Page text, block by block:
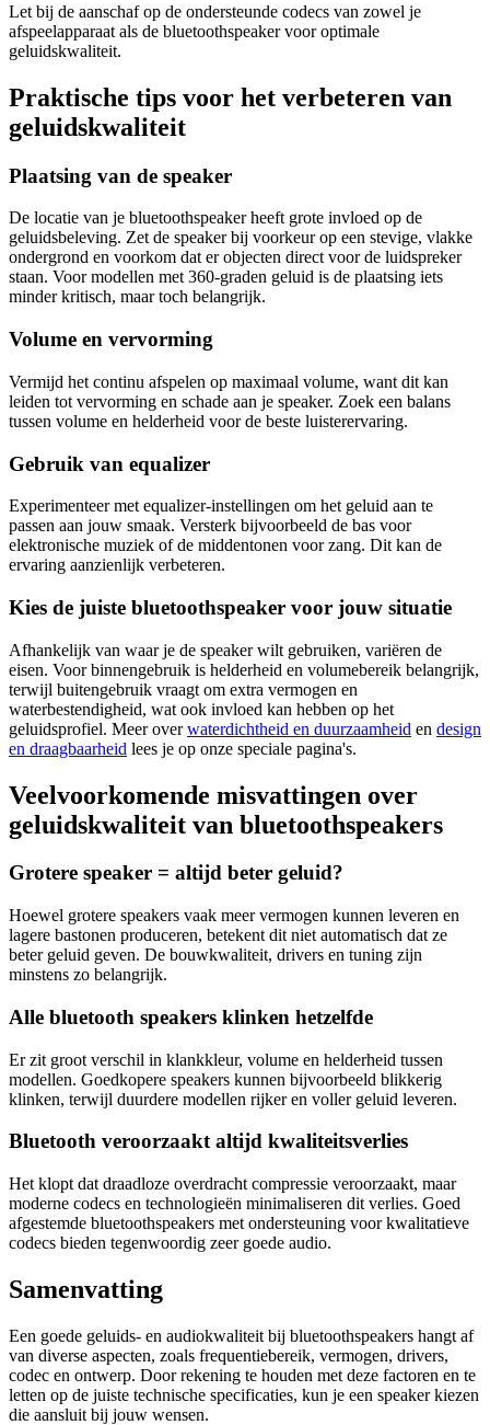
Let bij de aanschaf op de ondersteunde codecs van zowel je
afspeelapparaat als de bluetoothspeaker voor optimale
geluidskwaliteit.
Praktische tips voor het verbeteren van
geluidskwaliteit
Plaatsing van de speaker
De locatie van je bluetoothspeaker heeft grote invloed op de
geluidsbeleving. Zet de speaker bij voorkeur op een stevige, vlakke
ondergrond en voorkom dat er objecten direct voor de luidspreker
staan. Voor modellen met 360-graden geluid is de plaatsing iets
minder kritisch, maar toch belangrijk.
Volume en vervorming
Vermijd het continu afspelen op maximaal volume, want dit kan
leiden tot vervorming en schade aan je speaker. Zoek een balans
tussen volume en helderheid voor de beste luisterervaring.
Gebruik van equalizer
Experimenteer met equalizer-instellingen om het geluid aan te
passen aan jouw smaak. Versterk bijvoorbeeld de bas voor
elektronische muziek of de middentonen voor zang. Dit kan de
ervaring aanzienlijk verbeteren.
Kies de juiste bluetoothspeaker voor jouw situatie
Afhankelijk van waar je de speaker wilt gebruiken, variëren de
eisen. Voor binnengebruik is helderheid en volumebereik belangrijk,
terwijl buitengebruik vraagt om extra vermogen en
waterbestendigheid, wat ook invloed kan hebben op het
geluidsprofiel. Meer overwaterdichtheid en duurzaamheid en design
en draagbaarheid lees je op onze speciale pagina's.
Veelvoorkomende misvattingen over
geluidskwaliteit van bluetoothspeakers
Grotere speaker = altijd beter geluid?
Hoewel grotere speakers vaak meer vermogen kunnen leveren en
lagere bastonen produceren, betekent dit niet automatisch dat ze
beter geluid geven. De bouwkwaliteit, drivers en tuning zijn
minstens zo belangrijk.
Alle bluetooth speakers klinken hetzelfde
Er zit groot verschil in klankkleur, volume en helderheid tussen
modellen. Goedkopere speakers kunnen bijvoorbeeld blikkerig
klinken, terwijl duurdere modellen rijker en voller geluid leveren.
Bluetooth veroorzaakt altijd kwaliteitsverlies
Het klopt dat draadloze overdracht compressie veroorzaakt, maar
moderne codecs en technologieën minimaliseren dit verlies. Goed
afgestemde bluetoothspeakers met ondersteuning voor kwalitatieve
codecs bieden tegenwoordig zeer goede audio.
Samenvatting
Een goede geluids- en audiokwaliteit bij bluetoothspeakers hangt af
van diverse aspecten, zoals frequentiebereik, vermogen, drivers,
codec en ontwerp. Door rekening te houden met deze factoren en te
letten op de juiste technische specificaties, kun je een speaker kiezen
die aansluit bij jouw wensen.